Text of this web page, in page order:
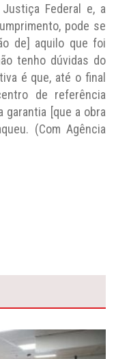
Federal e, a
pode se
de] aquilo que foi
tenho dúvidas do
é que, até o final
de referência
garantia [que a obra
(Com Agência